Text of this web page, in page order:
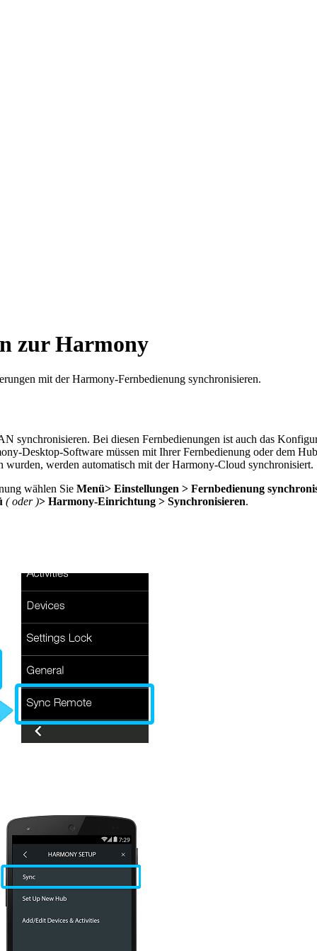
zur Harmony
mit der Harmony-Fernbedienung synchronisieren.
synchronisieren. Bei diesen Fernbedienungen ist auch das
Desktop-Software müssen mit Ihrer Fernbedienung oder dem
werden automatisch mit der Harmony-Cloud synchronisiert.
wählen Sie Menü> Einstellungen > Fernbedienung
(oder )> Harmony-Einrichtung > Synchronisieren.